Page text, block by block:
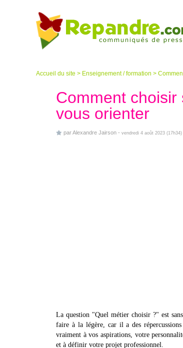
Accueil du site > Enseignement / formation >
Comment
vous orienter
parAlexandre Jairson - vendredi 4 août 2023 (17h34)
La question "Quel métier choisir ?" est
faire à la légère, car il a des
vraiment à vos aspirations, votre
et à définir votre projet professionnel.